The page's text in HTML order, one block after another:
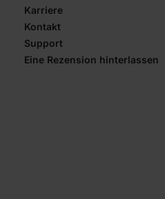
Karriere
Kontakt
Support
Eine Rezension hinterlassen